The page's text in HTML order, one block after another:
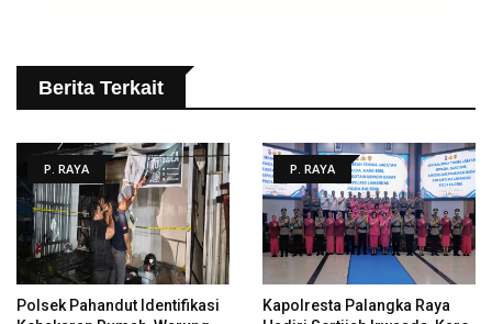
Berita Terkait
P. RAYA
Polsek Pahandut Identifikasi
P. RAYA
Kapolresta Palangka Raya